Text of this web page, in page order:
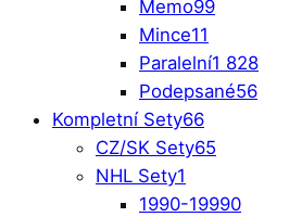
Memo99
Mince11
Paralelní1 828
Podepsané56
Kompletní Sety66
CZ/SK Sety65
NHL Sety1
1990-19990